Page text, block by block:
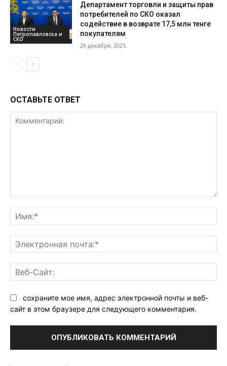
Новости
Петропавловска и
СКО
Департамент торговли и защиты прав
потребителей по СКО оказал
содействие в возврате 17,5 млн тенге
покупателям
29 декабря, 2025
ОСТАВЬТЕ ОТВЕТ
сохраните мое имя, адрес электронной почты и веб-
сайт в этом браузере для следующего комментария.